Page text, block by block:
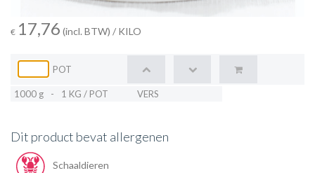
€ 17,76 (incl. BTW) / KILO
POT
1000 g - 1 KG / POT VERS
Dit product bevat allergenen
Schaaldieren